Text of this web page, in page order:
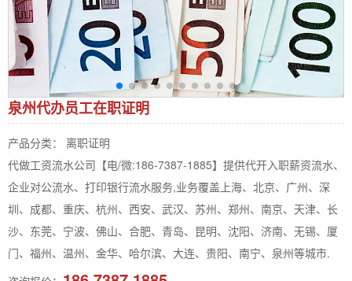
泉州代办员工在职证明
产品分类： 离职证明
代做工资流水公司【电/微:186-7387-1885】提供代开入职薪资流水、
企业对公流水、打印银行流水服务,业务覆盖上海、北京、广州、深
圳、成都、重庆、杭州、西安、武汉、苏州、郑州、南京、天津、长
沙、东莞、宁波、佛山、合肥、青岛、昆明、沈阳、济南、无锡、厦
门、福州、温州、金华、哈尔滨、大连、贵阳、南宁、泉州等城市.